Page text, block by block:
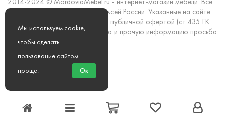
права защищены. Доставка по всей России. Указанные на сайте
цены и информация не являются публичной офертой (ст.435 ГК
РФ). Стоимость, наличие товара и прочую информацию просьба
уточнять в офисах продаж.
Мы принимаем к оплате:
Мы используем cookie,
чтобы сделать
пользование сайтом
проще. Ок